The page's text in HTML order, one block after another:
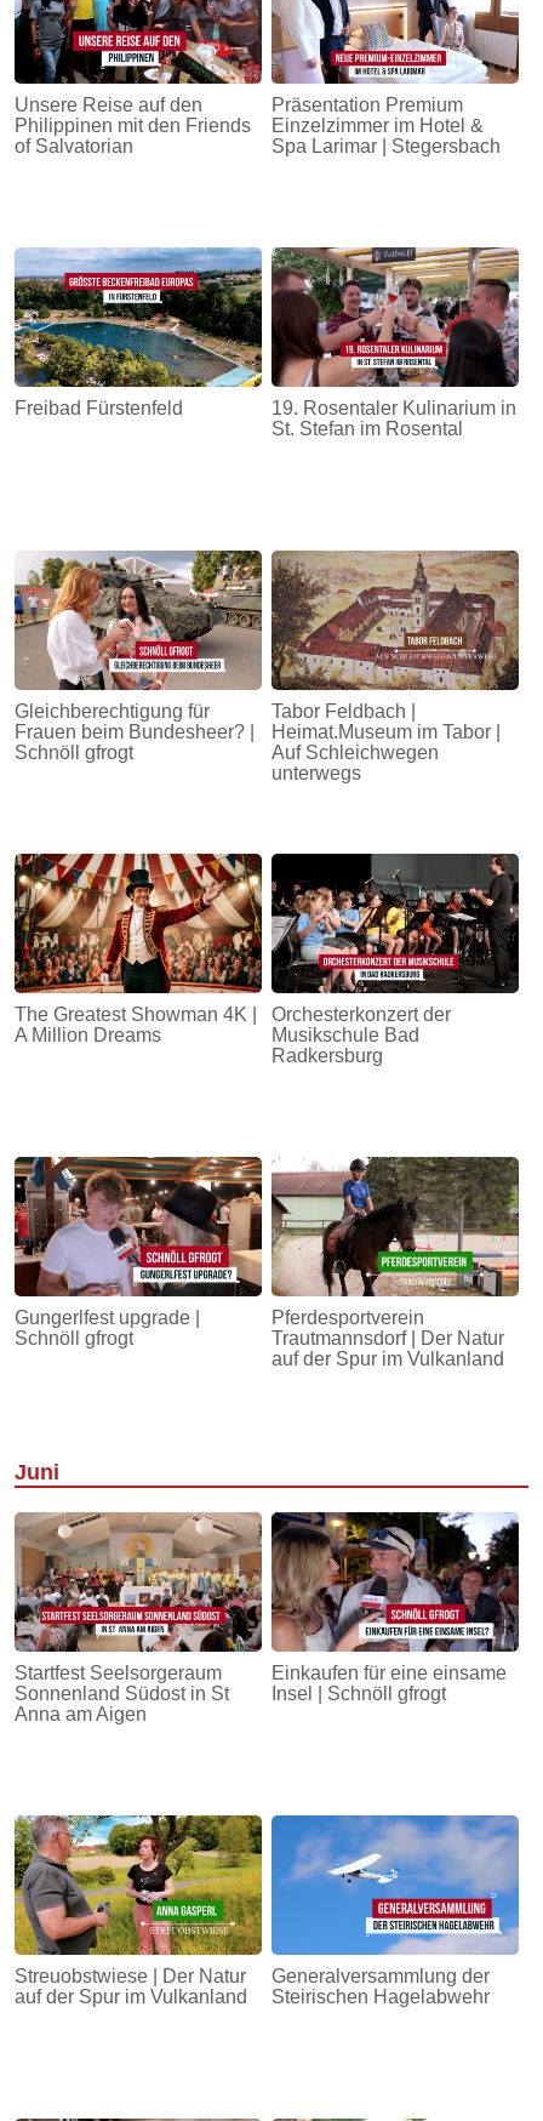
Unsere Reise auf den
Philippinen mit den Friends
of Salvatorian
Präsentation Premium
Einzelzimmer im Hotel &
Spa Larimar | Stegersbach
Freibad Fürstenfeld
19. Rosentaler Kulinarium in
St. Stefan im Rosental
Gleichberechtigung für
Frauen beim Bundesheer? |
Schnöll gfrogt
Tabor Feldbach |
Heimat.Museum im Tabor |
Auf Schleichwegen
unterwegs
The Greatest Showman 4K |
A Million Dreams
Orchesterkonzert der
Musikschule Bad
Radkersburg
Gungerlfest upgrade |
Schnöll gfrogt
Pferdesportverein
Trautmannsdorf | Der Natur
auf der Spur im Vulkanland
Juni
Startfest Seelsorgeraum
Sonnenland Südost in St
Anna am Aigen
Einkaufen für eine einsame
Insel | Schnöll gfrogt
Streuobstwiese | Der Natur
auf der Spur im Vulkanland
Generalversammlung der
Steirischen Hagelabwehr